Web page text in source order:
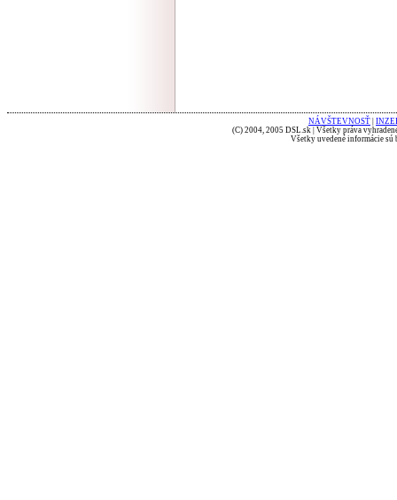
NÁVŠTEVNOSŤ
(C) 2004, 2005 DSL.sk | Všetky práva
Všetky uvedené informácie sú